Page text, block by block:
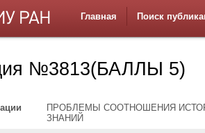
Главная Поиск
№3813(БАЛЛЫ 5)
ПРОБЛЕМЫ СООТНОШЕНИЯ
ЗНАНИЙ